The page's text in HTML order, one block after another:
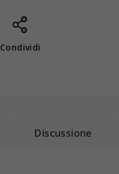
Condividi
Discussione